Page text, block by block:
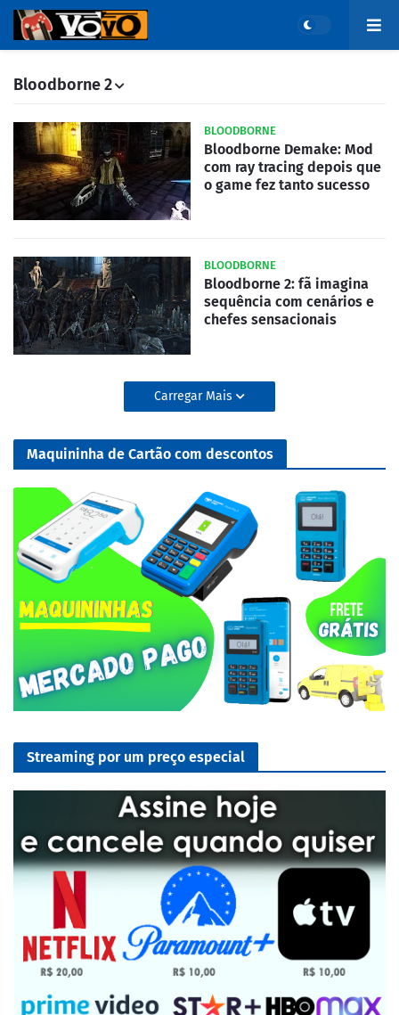
Bloodborne 2
BLOODBORNE
Bloodborne Demake: Mod
com ray tracing depois que
o game fez tanto sucesso
BLOODBORNE
Bloodborne 2: fã imagina
sequência com cenários e
chefes sensacionais
Carregar Mais
Maquininha de Cartão com descontos
Streaming por um preço especial